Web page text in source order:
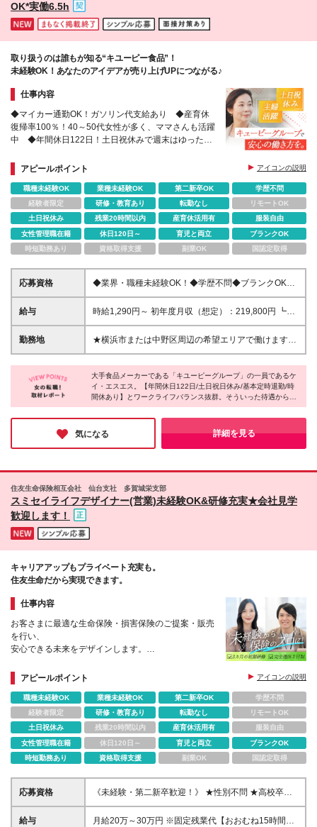
OK*実働6.5h
取り扱うのは誰もが知る“キユーピー食品”！
未経験OK！あなたのアイデアが売り上げUPにつながる♪
仕事内容
◆マイカー通勤OK！ガソリン代支給あり ◆産育休
復帰率100％！40～50代女性が多く、ママさんも活躍
中 ◆年間休日122日！土日祝休みで週末はゆったり
先輩も活躍中
アピールポイント アイコンの説明
職種未経験OK 業種未経験OK 第二新卒OK
学歴不問
経験者限定
研修・教育あり 転勤なし
リモートOK
土日祝休み
残業20時間以内 産育休活用有
服装自由
女性管理職在籍
休日120日～ 育児と両立
ブランクOK
時短勤務あり
資格取得支援 副業OK 国認定取得
応募資格
◆業界・職種未経験OK！◆学歴不問◆ブランクOK◆
＜必須＞ 普通自動車運転免許（AT可） ┗自家用車の
持込みが必須です。 ※営業車として使用していただき
い方 ☆スーパーの食材売り場に興味がある方 ☆料理
や食べることが好きな方 ☆人とコミュニケーション
了時に判断） 更新上限 有（通算契約期間の上限5
年） ※5年後は無期雇用の選択が可能
給与
時給1,290円～ 初年度月収（想定）：219,800円 ┗内
訳：1,290円×6時間30分/日×20.25日 ＋手当
50,000円※2,500円（車両持込料1750円＋営業日当
月）あり。期間中の給与・待遇・福利厚生に差異なし
※残業代100％支給 ★賞与あり/寸志年2回 ★昇給あり/
年2回※入社2年目から ★手当あり/車持込み料・日当
勤務地
★横浜市または中野区周辺の希望エリアで働けます
★転勤なし/直行直帰OK ＼担当エリア／ 東京都内と神
奈川県横浜市の2エリアでの募集です。 ≪東京≫ 中野
区を中心に周辺エリア（杉並区・練馬区ほか）の担当
店舗のスーパーを回っていただきます。 ・中野区東
中野 ・杉並区西永福 ・世田谷区経堂 ≪神奈川≫ 神奈
川県横浜市・川崎市を中心に担当店舗のスーパーを回
っていただきます。 ・横浜市港北区 ・横浜市鶴見区
大手食品メーカーである「キユーピーグループ」の一員であるケ
イ・エスエス。【年間休日122日/土日祝日休み/基本定時退勤/時
間休あり】とワークライフバランス抜群。そういった待遇から、
産育休復帰率100％と、家庭を持つ方も戻りたくなる“働きやす
さ”があるのだと感じました。また、ブランクOKで未経験者も歓
迎とのこと。安定して長く働ける環境なので、新しいキャリアを
築いていきたい方にぴったりのお仕事だと思います◎
気になる 詳細を見る
住友生命保険相互会社 仙台支社 多賀城栄支部
スミセイライフデザイナー(営業)未経験OK&研修充実★会社見学
歓迎します！
キャリアアップもプライベート充実も。
住友生命だから実現できます。
仕事内容
お客さまに最適な生命保険・損害保険のご提案・販売
を行い、
安心できる未来をデザインします。
す。
★3か月の基礎研修＆5年間のフォローアップしま
す！
アピールポイント アイコンの説明
職種未経験OK 業種未経験OK 第二新卒OK
学歴不問
経験者限定
研修・教育あり 転勤なし
リモートOK
土日祝休み
残業20時間以内 産育休活用有
服装自由
女性管理職在籍
休日120日～ 育児と両立
ブランクOK
時短勤務あり
資格取得支援 副業OK 国認定取得
応募資格
《未経験・第二新卒歓迎！》 ★性別不問 ★高校卒業
程度の学力を有する方 ★結婚・出産・育児等で就業
にブランクのある方 ★育児と両立できる仕事を探し
給与
月給20万～30万円 ※固定残業代【おおむね15時間分